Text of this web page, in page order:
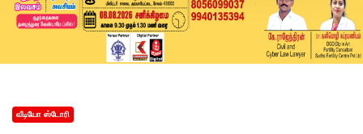
வீடியோ ஸ்டோரி